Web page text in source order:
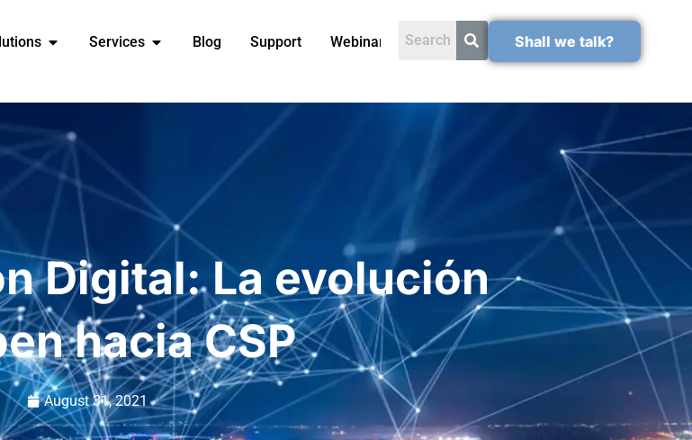
Services Blog Support Webinars Shall we talk?
Digital: La evolución
hacia CSP
August 31, 2021